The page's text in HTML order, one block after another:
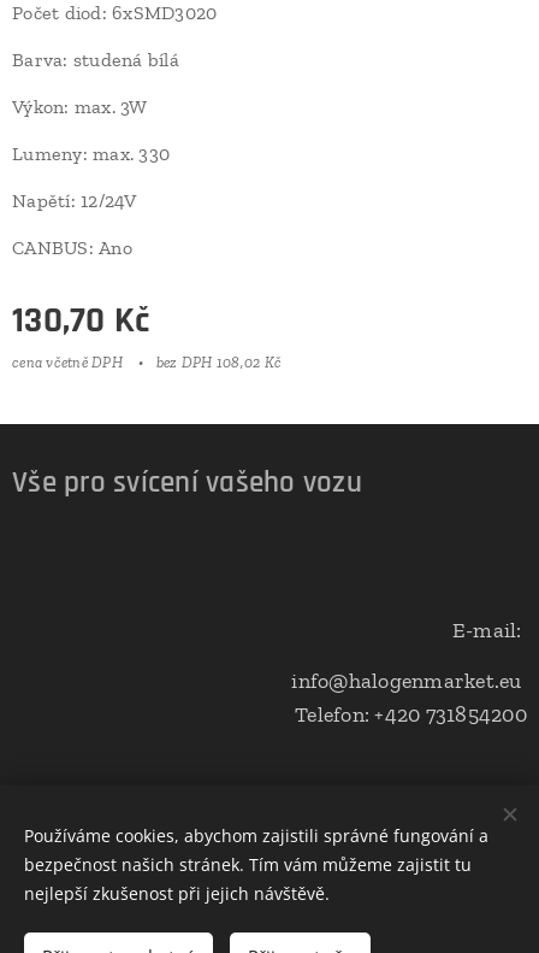
Počet diod: 6xSMD3020
Barva: studená bílá
Výkon: max. 3W
Lumeny: max. 330
Napětí: 12/24V
CANBUS: Ano
130,70 Kč
cena včetně DPH bez DPH 108,02 Kč
Vše pro svícení vašeho vozu
E-mail:
info@halogenmarket.eu
Telefon: +420 731854200
Obchodní podmínky a ochrana soukromí
Cookies
Používáme cookies, abychom zajistili správné fungování a
bezpečnost našich stránek. Tím vám můžeme zajistit tu
nejlepší zkušenost při jejich návštěvě.